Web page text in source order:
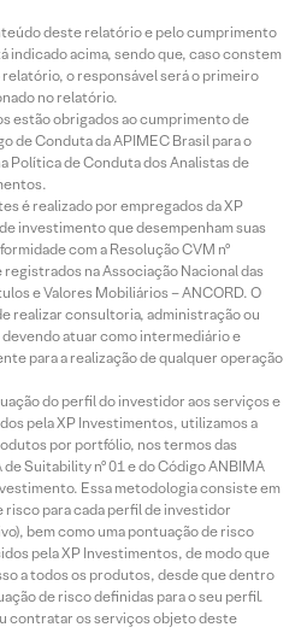
deste relatório e pelo cumprimento
indicado acima, sendo que, caso constem
relatório, o responsável será o primeiro
no relatório.
estão obrigados ao cumprimento de
de Conduta da APIMEC Brasil para o
Política de Conduta dos Analistas de
é realizado por empregados da XP
investimento que desempenham suas
com a Resolução CVM nº
na Associação Nacional das
e Valores Mobiliários – ANCORD. O
realizar consultoria, administração ou
atuar como intermediário e
para a realização de qualquer operação
do perfil do investidor aos serviços e
pela XP Investimentos, utilizamos a
por portfólio, nos termos das
Suitability nº 01 e do Código ANBIMA
Essa metodologia consiste em
risco para cada perfil de investidor
bem como uma pontuação de risco
pela XP Investimentos, de modo que
a todos os produtos, desde que dentro
de risco definidas para o seu perfil.
contratar os serviços objeto deste